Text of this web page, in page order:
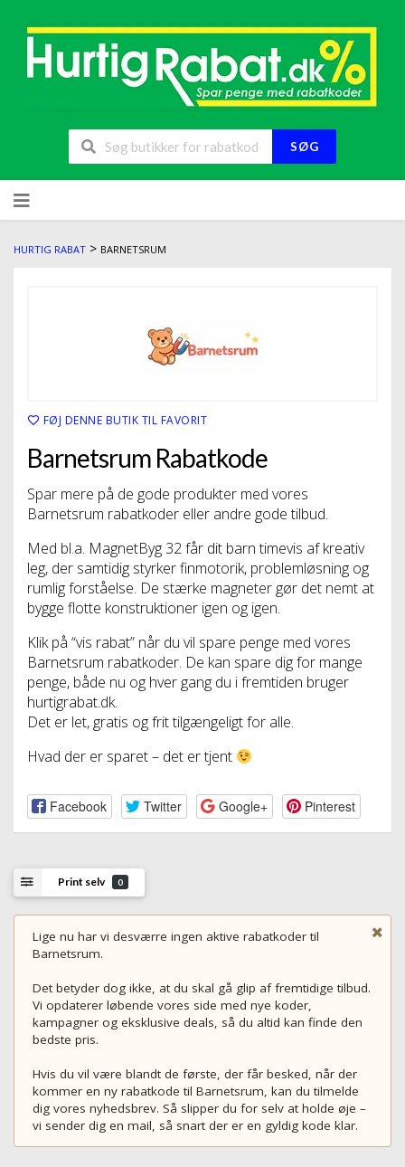
SØG
HURTIG RABAT > BARNETSRUM
FØJ DENNE BUTIK TIL FAVORIT
Barnetsrum Rabatkode
Spar mere på de gode produkter med vores
Barnetsrum rabatkoder eller andre gode tilbud.
Med bl.a. MagnetByg 32 får dit barn timevis af kreativ
leg, der samtidig styrker finmotorik, problemløsning og
rumlig forståelse. De stærke magneter gør det nemt at
bygge flotte konstruktioner igen og igen.
Klik på “vis rabat” når du vil spare penge med vores
Barnetsrum rabatkoder. De kan spare dig for mange
penge, både nu og hver gang du i fremtiden bruger
hurtigrabat.dk.
Det er let, gratis og frit tilgængeligt for alle.
Hvad der er sparet – det er tjent
Facebook Twitter Google+ Pinterest
Print selv 0
Lige nu har vi desværre ingen aktive rabatkoder til
Barnetsrum.
Det betyder dog ikke, at du skal gå glip af fremtidige tilbud.
Vi opdaterer løbende vores side med nye koder,
kampagner og eksklusive deals, så du altid kan finde den
bedste pris.
Hvis du vil være blandt de første, der får besked, når der
kommer en ny rabatkode til Barnetsrum, kan du tilmelde
dig vores nyhedsbrev. Så slipper du for selv at holde øje –
vi sender dig en mail, så snart der er en gyldig kode klar.